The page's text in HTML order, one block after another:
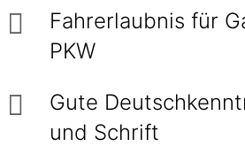
Fahrerlaubnis für
PKW
Gute
und Schrift